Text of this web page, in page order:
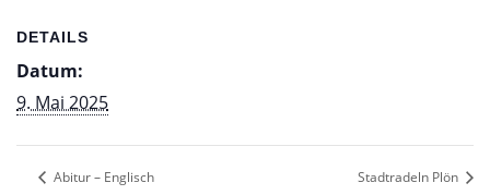
DETAILS
Datum:
9. Mai 2025
Abitur – Englisch Stadtradeln Plön